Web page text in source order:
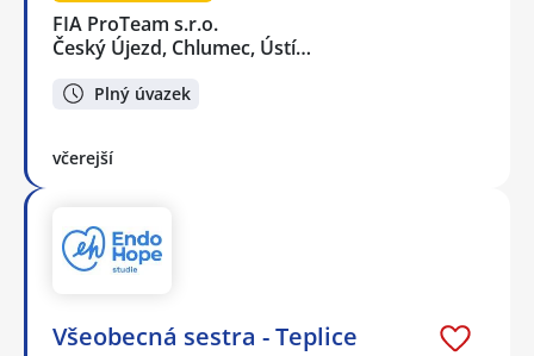
FIA ProTeam s.r.o.
Český Újezd, Chlumec, Ústí…
Plný úvazek
včerejší
Všeobecná sestra - Teplice